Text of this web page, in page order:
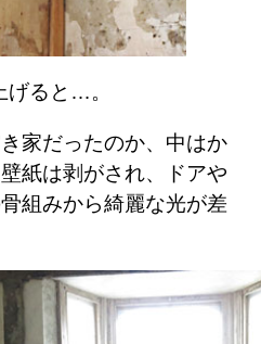
げると…。
家だったのか、中はか
紙は剥がされ、ドアや
組みから綺麗な光が差